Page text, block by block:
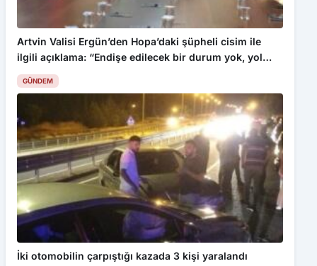
Artvin Valisi Ergün’den Hopa’daki şüpheli cisim ile
ilgili açıklama: “Endişe edilecek bir durum yok, yol
yeniden trafiğe açıldı”
GÜNDEM
İki otomobilin çarpıştığı kazada 3 kişi yaralandı